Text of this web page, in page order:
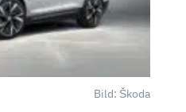
Bild: Škoda